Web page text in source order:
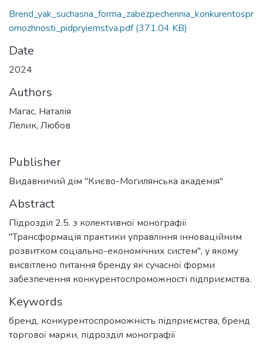
Brend_yak_suchasna_forma_zabezpechennia_konkurentospr
omozhnosti_pidpryiemstva.pdf(371.04 KB)
Date
2024
Authors
Магас, Наталія
Лелик, Любов
Publisher
Видавничий дім "Києво-Могилянська академія"
Abstract
Підрозділ 2.5. з колективної монографії
"Трансформація практики управління інноваційним
розвитком соціально-економічних систем", у якому
висвітлено питання бренду як сучасної форми
забезпечення конкурентоспроможності підприємства.
Keywords
бренд, конкурентоспроможність підприємства, бренд
торгової марки, підрозділ монографії